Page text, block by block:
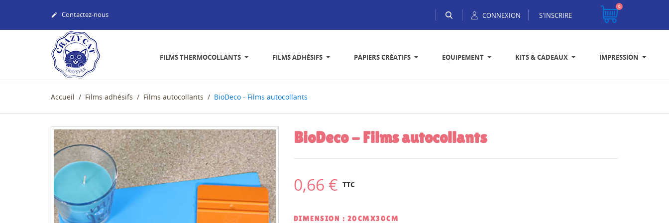
 Contactez-nous CONNEXION S'INSCRIRE
0
FILMS THERMOCOLLANTS FILMS ADHÉSIFS PAPIERS CRÉATIFS EQUIPEMENT KITS & CADEAUX IMPRESSION
Accueil Films adhésifs Films autocollants BioDeco - Films autocollants
BioDeco - Films autocollants
0,66 € TTC
DIMENSION : 20CMX30CM